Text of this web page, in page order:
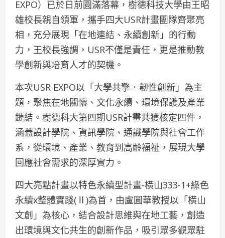
EXPO）已於日前圓滿落幕，樹德科技大學由王昭
雄校長親自領軍，攜手四大USR計畫團隊齊聚亮
相，充分展現「在地連結、永續創新」的行動
力，王校長強調，USR不僅是責任，更是推動教
學創新與培育人才的契機。
本次USR EXPO以「大學共擎．韌性創新」為主
題，聚焦在地關懷、文化永續、環境保護及產業
鏈結。樹德科大第四期USR計畫共獲核定四件，
涵蓋設計學院、資訊學院、通識學院與社會工作
系，從環境、產業、教育到高齡福祉，展現大學
回應社會需求的深厚實力。
四大亮點計畫以特色永續型計畫-橫山333-1+綠色
永續x整體實踐(Ⅱ)為首，由盧圓華教授以「橫山
文創」為核心，結合設計思維與在地工藝，創造
出環境與文化共生的創新作品，吸引眾多觀眾駐